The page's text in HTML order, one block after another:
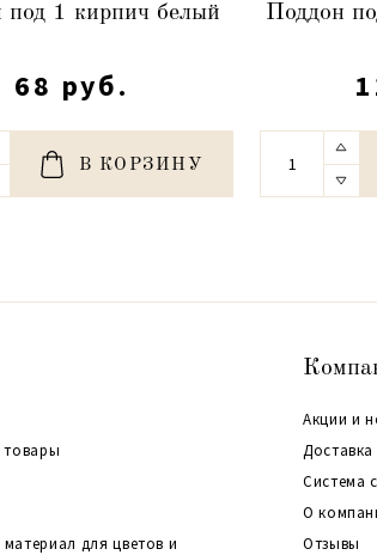
под 1 кирпич белый
68 руб.
В КОРЗИНУ
Поддон
товары
для цветов и
Акции и
Система
О
Отзывы